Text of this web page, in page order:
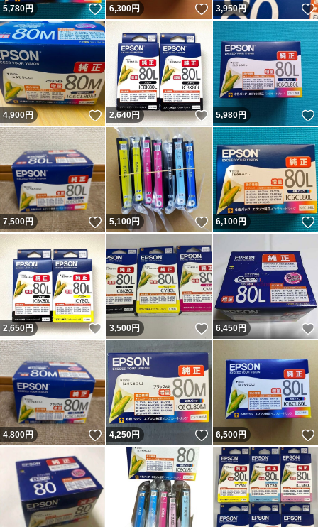
5,780円 いいね！
6,300円 いいね！
3,950円
4,900円 いいね！
2,640円 いいね！
5,980円
7,500円 いいね！
5,100円 いいね！
6,100円
2,650円 いいね！
3,500円 いいね！
6,450円
4,800円 いいね！
4,250円 いいね！
6,500円